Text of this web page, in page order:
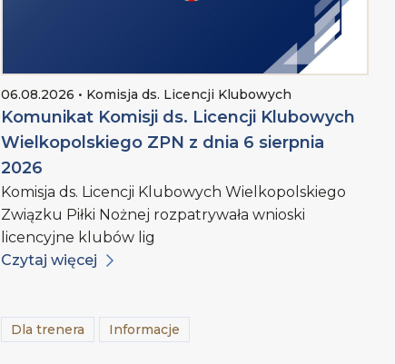
06.08.2026 • Komisja ds. Licencji Klubowych
Komunikat Komisji ds. Licencji Klubowych
Wielkopolskiego ZPN z dnia 6 sierpnia
2026
Komisja ds. Licencji Klubowych Wielkopolskiego
Związku Piłki Nożnej rozpatrywała wnioski
licencyjne klubów lig
Czytaj więcej
Dla trenera Informacje